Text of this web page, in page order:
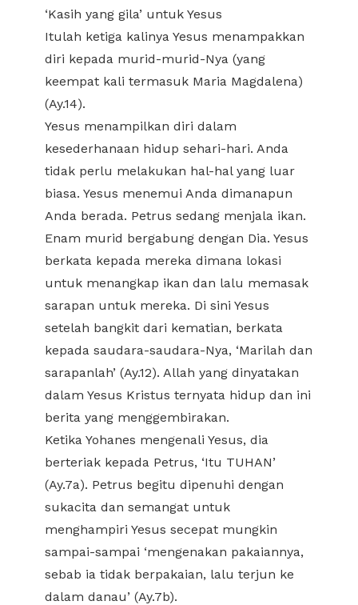
‘Kasih yang gila’ untuk Yesus
Itulah ketiga kalinya Yesus menampakkan
diri kepada murid-murid-Nya (yang
keempat kali termasuk Maria Magdalena)
(Ay.14).
Yesus menampilkan diri dalam
kesederhanaan hidup sehari-hari. Anda
tidak perlu melakukan hal-hal yang luar
biasa. Yesus menemui Anda dimanapun
Anda berada. Petrus sedang menjala ikan.
Enam murid bergabung dengan Dia. Yesus
berkata kepada mereka dimana lokasi
untuk menangkap ikan dan lalu memasak
sarapan untuk mereka. Di sini Yesus
setelah bangkit dari kematian, berkata
kepada saudara-saudara-Nya, ‘Marilah dan
sarapanlah’ (Ay.12). Allah yang dinyatakan
dalam Yesus Kristus ternyata hidup dan ini
berita yang menggembirakan.
Ketika Yohanes mengenali Yesus, dia
berteriak kepada Petrus, ‘Itu TUHAN’
(Ay.7a). Petrus begitu dipenuhi dengan
sukacita dan semangat untuk
menghampiri Yesus secepat mungkin
sampai-sampai ‘mengenakan pakaiannya,
sebab ia tidak berpakaian, lalu terjun ke
dalam danau’ (Ay.7b).